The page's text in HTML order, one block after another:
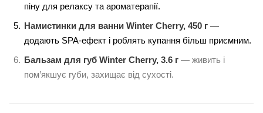
піну для релаксу та ароматерапії.
Намистинки для ванни Winter Cherry, 450 г —
додають SPA-ефект і роблять купання більш приємним.
Бальзам для губ Winter Cherry, 3.6 г — живить і
пом’якшує губи, захищає від сухості.